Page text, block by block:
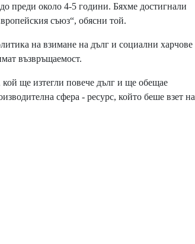
преди около 4-5 години. Бяхме достигнали
съюз“, обясни той.
на взимане на дълг и социални харчове
възвръщаемост.
ще изтегли повече дълг и ще обещае
сфера - ресурс, който беше взет на